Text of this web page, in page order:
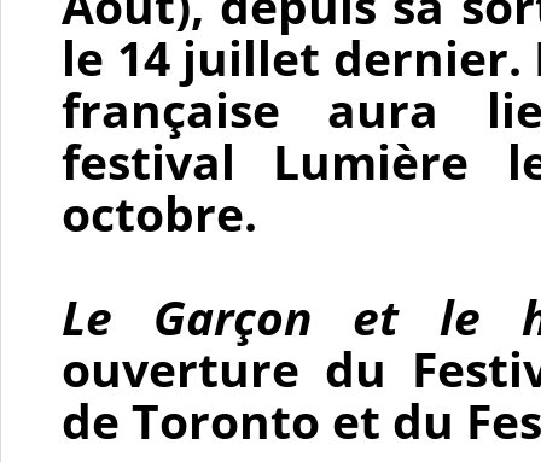
le 14 juillet dernier.
française aura
festival Lumière
octobre.
Le Garçon et le
ouverture du
de Toronto et du